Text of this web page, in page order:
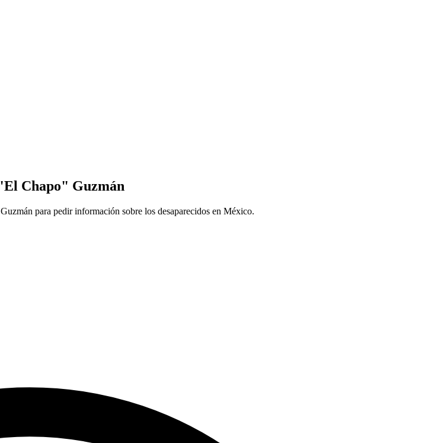
Chapo" Guzmán
para pedir información sobre los desaparecidos en México.